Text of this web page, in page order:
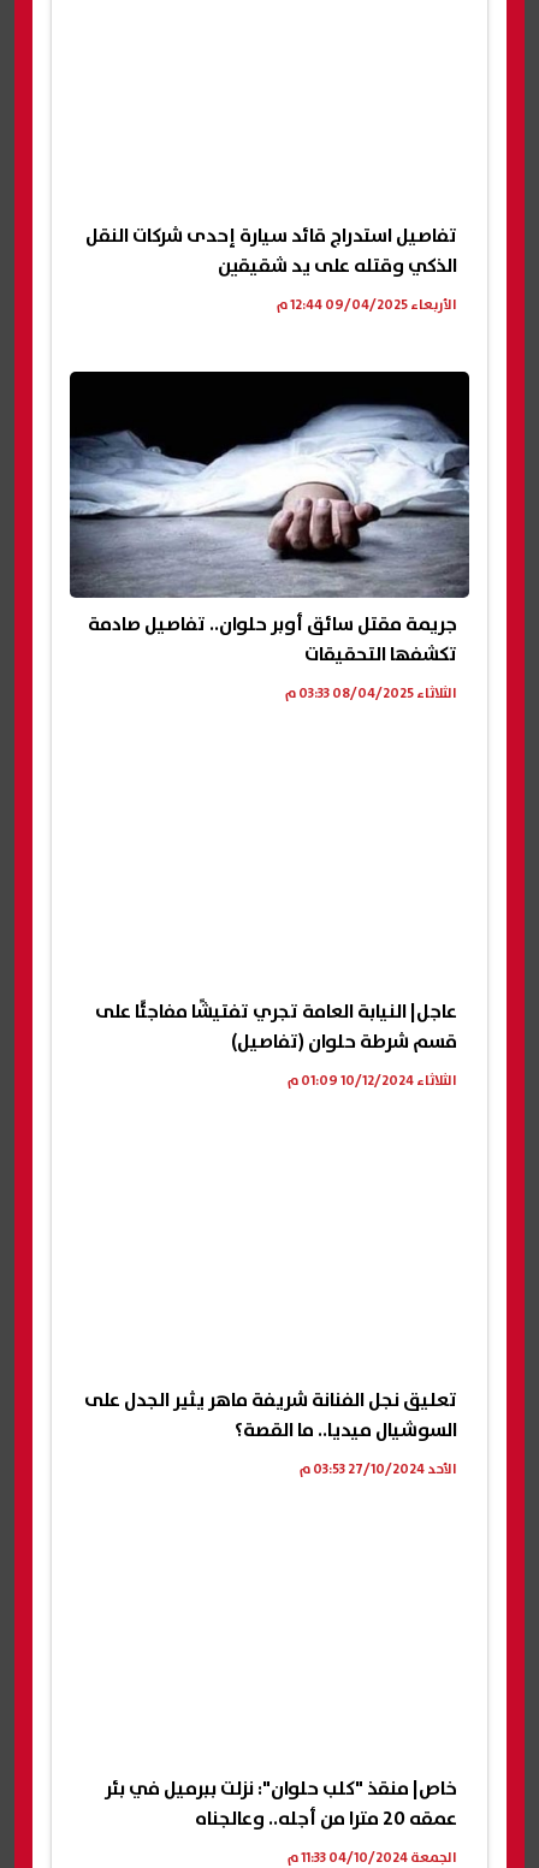
تفاصيل استدراج قائد سيارة إحدى شركات النقل
الذكي وقتله على يد شقيقين
الأربعاء 09/04/2025 12:44 م
جريمة مقتل سائق أوبر حلوان.. تفاصيل صادمة
تكشفها التحقيقات
الثلاثاء 08/04/2025 03:33 م
عاجل| النيابة العامة تجري تفتيشًا مفاجئًا على
قسم شرطة حلوان (تفاصيل)
الثلاثاء 10/12/2024 01:09 م
تعليق نجل الفنانة شريفة ماهر يثير الجدل على
السوشيال ميديا.. ما القصة؟
الأحد 27/10/2024 03:53 م
خاص| منقذ "كلب حلوان": نزلت ببرميل في بئر
عمقه 20 مترا من أجله.. وعالجناه
الجمعة 04/10/2024 11:33 م